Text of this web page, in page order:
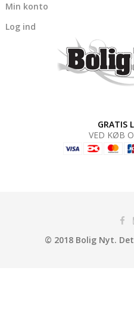
Min konto
Log ind
GRATIS
VED KØB
© 2018 Bolig Nyt.